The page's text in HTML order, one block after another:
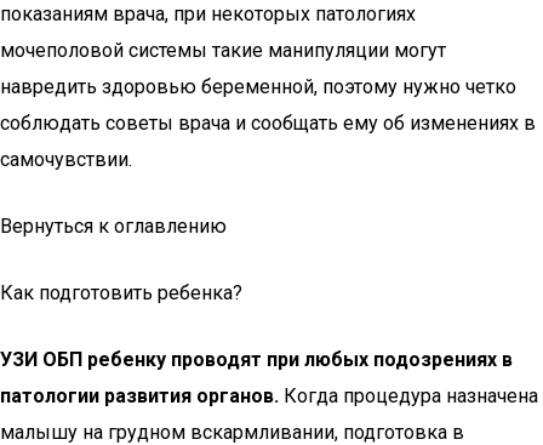
показаниям врача, при некоторых патологиях
мочеполовой системы такие манипуляции могут
навредить здоровью беременной, поэтому нужно четко
соблюдать советы врача и сообщать ему об изменениях в
самочувствии.
Вернуться к оглавлению
Как подготовить ребенка?
УЗИ ОБП ребенку проводят при любых подозрениях в
патологии развития органов. Когда процедура назначена
малышу на грудном вскармливании, подготовка в